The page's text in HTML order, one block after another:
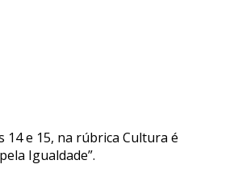
e 15, na rúbrica Cultura é
Igualdade”.